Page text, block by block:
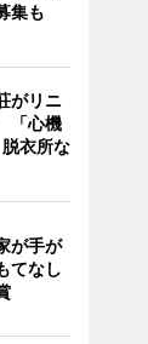
集も
がリニ
「心機
衣所な
が手が
てなし